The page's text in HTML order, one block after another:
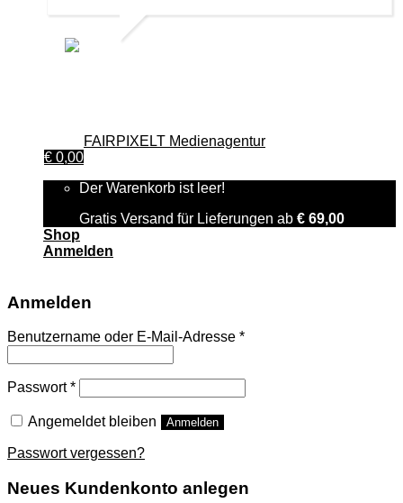
FAIRPIXELT Medienagentur
€ 0,00
Der Warenkorb ist leer!
Gratis Versand für Lieferungen ab € 69,00
Shop
Anmelden
Anmelden
Benutzername oder E-Mail-Adresse *
Passwort*
Angemeldet bleiben Anmelden
Passwort vergessen?
Neues Kundenkonto anlegen